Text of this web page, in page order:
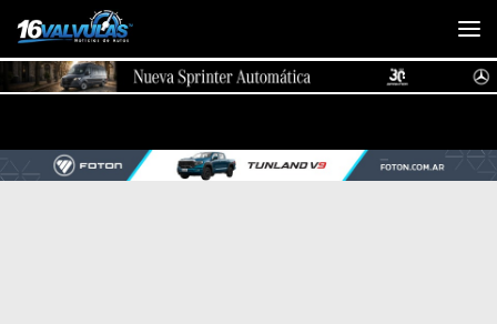
Saltar al contenido